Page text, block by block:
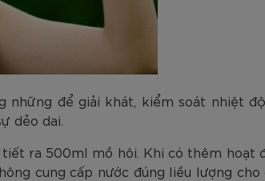
những để giải khát, kiểm soát nhiệt
dẻo dai.
ra 500ml mồ hôi. Khi có thêm
cung cấp nước đúng liều lượng